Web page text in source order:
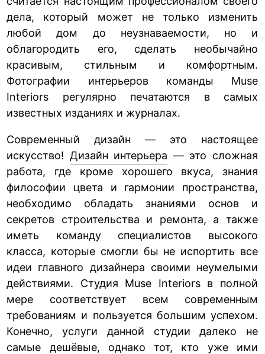
дела, который может не только изменить
любой дом до неузнаваемости, но и
облагородить его, сделать необычайно
красивым, стильным и комфортным.
Фотографии интерьеров команды Muse
Interiors регулярно печатаются в самых
известных изданиях и журналах.
Современный дизайн — это настоящее
искусство! Дизайн интерьера — это сложная
работа, где кроме хорошего вкуса, знания
философии цвета и гармонии пространства,
необходимо обладать знаниями основ и
секретов строительства и ремонта, а также
иметь команду специалистов высокого
класcа, которые смогли бы не испортить все
идеи главного дизайнера своими неумелыми
действиями. Студия Muse Interiors в полной
мере соответствует всем современным
требованиям и пользуется большим успехом.
Конечно, услуги данной студии далеко не
самые дешёвые, однако тот, кто уже ими